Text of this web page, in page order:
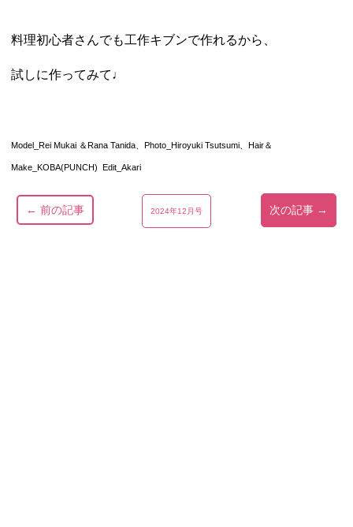
料理初心者さんでも工作キブンで作れるから、
試しに作ってみて♩
Model_Rei Mukai ＆Rana Tanida、Photo_Hiroyuki Tsutsumi、Hair＆
Make_KOBA(PUNCH) Edit_Akari
← 前の記事 2024年12月号 次の記事 →